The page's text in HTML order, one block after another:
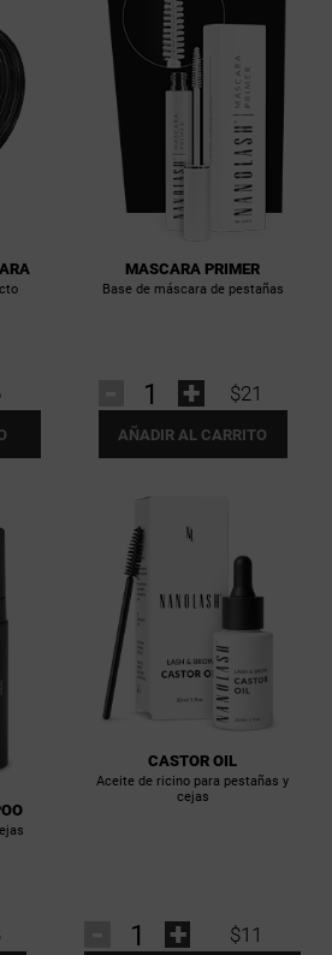
MASCARA PRIMER
Base de máscara de pestañas
$21
+
AÑADIR AL CARRITO
CASTOR OIL
Aceite de ricino para pestañas y
cejas
$11
+